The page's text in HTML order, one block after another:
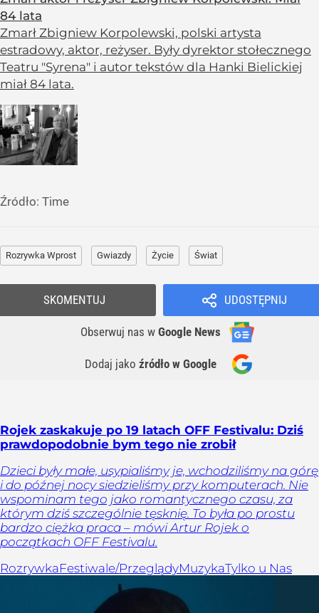
84 lata
Zmarł Zbigniew Korpolewski, polski artysta
estradowy, aktor, reżyser. Były dyrektor stołecznego
Teatru "Syrena" i autor tekstów dla Hanki Bielickiej
miał 84 lata.
Źródło: Time
Rozrywka Wprost Gwiazdy Życie Świat
UDOSTĘPNIJ
Obserwuj nas w Google News
Dodaj jako źródło w Google
SKOMENTUJ
Rojek zaskakuje po 19 latach OFF Festivalu: Dziś
prawdopodobnie bym tego nie zrobił
Dzieci były małe, usypialiśmy je, wchodziliśmy na górę
i do późnej nocy siedzieliśmy przy komputerach. Nie
wspominam tego jako romantycznego czasu, za
którym dziś szczególnie tęsknię. To była po prostu
bardzo ciężka praca – mówi Artur Rojek o
początkach OFF Festivalu.
RozrywkaFestiwale/PrzeglądyMuzykaTylko u Nas